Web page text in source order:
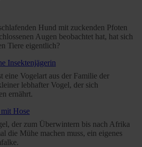
Hund mit zuckenden Pfoten
Augen beobachtet hat, hat sich
Tiere eigentlich?
Insektenjägerin
eine Vogelart aus der Familie der
lebhafter Vogel, der sich
ernährt.
Hose
der zum Überwintern bis nach Afrika
die Mühe machen muss, ein eigenes